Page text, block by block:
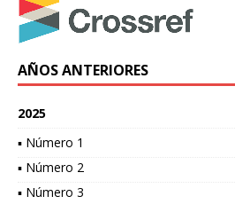
AÑOS ANTERIORES
2025
▪ Número 1
▪ Número 2
▪ Número 3